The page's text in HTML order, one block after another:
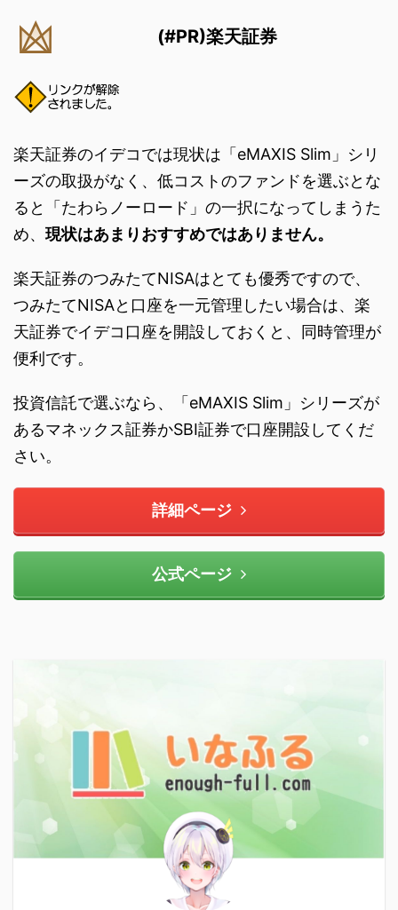
(#PR)楽天証券
楽天証券のイデコでは現状は「eMAXIS Slim」シリ
ーズの取扱がなく、低コストのファンドを選ぶとな
ると「たわらノーロード」の一択になってしまうた
め、 現状はあまりおすすめではありません。
楽天証券のつみたてNISAはとても優秀ですので、
つみたてNISAと口座を一元管理したい場合は、楽
天証券でイデコ口座を開設しておくと、同時管理が
便利です。
投資信託で選ぶなら、「eMAXIS Slim」シリーズが
あるマネックス証券かSBI証券で口座開設してくだ
さい。
詳細ページ
公式ページ